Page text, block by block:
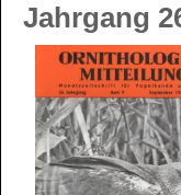
Jahrgang